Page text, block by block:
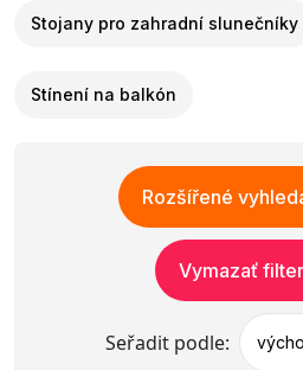
Stojany pro zahradní slunečníky
Stínení na balkón
Rozšířené
Vymazať filter
Seřadit podle: